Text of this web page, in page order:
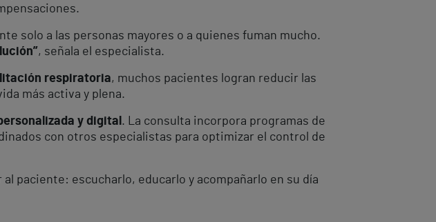
solo a las personas mayores o a quienes fuman mucho.
, señala el especialista.
respiratoria, muchos pacientes logran reducir las
más activa y plena.
y digital . La consulta incorpora programas de
con otros especialistas para optimizar el control de
paciente: escucharlo, educarlo y acompañarlo en su día